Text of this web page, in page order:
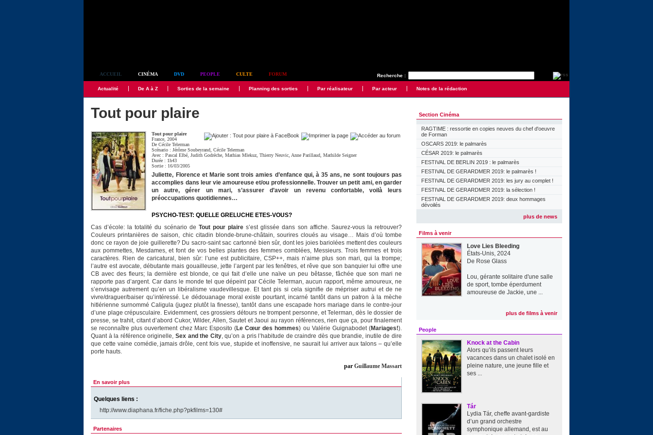
Recherche :
ACCUEIL CINÉMA DVD PEOPLE CULTE FORUM
Actualité De A à Z Sorties de la semaine Planning des sorties Par réalisateur Par acteur Notes de la rédaction
Tout pour plaire
Tout pour plaire
France, 2004
DeCécile Telerman
Scénario :Jérôme Soubeyrand ,Cécile Telerman
Avec :Pascal Elbé ,Judith Godrèche ,Mathias Mlekuz ,Thierry Neuvic Anne Parillaud ,Mathilde Seigner
Durée : 1h43
Sortie : 16/03/2005
Juliette, Florence et Marie sont trois amies d’enfance qui, à 35 ans, ne sont toujours pas
accomplies dans leur vie amoureuse et/ou professionnelle. Trouver un petit ami, en garder
un autre, gérer un mari, s’assurer d’avoir un revenu confortable, voilà leurs
préoccupations quotidiennes…
PSYCHO-TEST: QUELLE GRELUCHE ETES-VOUS?
Cas d’école: la totalité du scénario de Tout pour plaire s’est glissée dans son affiche. Saurez-vous la retrouver?
Couleurs printanières de saison, chic citadin blonde-brune-châtain, sourires cloués au visage… Mais d’où tombe
donc ce rayon de joie guillerette? Du sacro-saint sac cartonné bien sûr, dont les joies bariolées mettent des couleurs
aux pommettes, Mesdames, et font de vos belles plantes des femmes comblées, Messieurs. Trois femmes et trois
caractères. Rien de caricatural, bien sûr: l’une est publicitaire, CSP++, mais n’aime plus son mari, qui la trompe;
l’autre est avocate, débutante mais gouailleuse, jette l’argent par les fenêtres, et rêve que son banquier lui offre une
CB avec des fleurs; la dernière est blonde, ce qui fait d’elle une naïve un peu bêtasse, fâchée que son mari ne
rapporte pas d’argent. Car dans le monde tel que dépeint par Cécile Telerman, aucun rapport, même amoureux, ne
s’envisage autrement qu’en un libéralisme vaudevillesque. Et tant pis si cela signifie de mépriser autrui et de ne
vivre/draguer/baiser qu’intéressé. Le dédouanage moral existe pourtant, incarné tantôt dans un patron à la mèche
hitlérienne surnommé Caligula (jugez plutôt la finesse), tantôt dans une escapade hors mariage dans le contre-jour
d’une plage crépusculaire. Evidemment, ces grossiers détours ne trompent personne, et Telerman, dès le dossier de
presse, se trahit, citant d’abord Cukor, Wilder, Allen, Sautet et Jaoui au rayon références, rien que ça, pour finalement
se reconnaître plus ouvertement chez Marc Esposito (Le Cœur des hommes) ou Valérie Guignabodet (Mariages!).
Quant à la référence originelle, Sex and the City, qu’on a pris l’habitude de craindre dès que brandie, inutile de dire
que cette vaine comédie, jamais drôle, cent fois vue, stupide et inoffensive, ne saurait lui arriver aux talons – qu’elle
porte hauts.
par Guillaume Massart
En savoir plus
Quelques liens :
http://www.diaphana.fr/fiche.php?pkfilms=130#
Partenaires
Section Cinéma
RAGTIME : ressortie en copies neuves du chef d'oeuvre
de Forman
OSCARS 2019: le palmarès
CÉSAR 2019: le palmarès
FESTIVAL DE BERLIN 2019 : le palmarès
FESTIVAL DE GERARDMER 2019: le palmarès !
FESTIVAL DE GERARDMER 2019: les jury au complet !
FESTIVAL DE GERARDMER 2019: la sélection !
FESTIVAL DE GERARDMER 2019: deux hommages
dévoilés
plus de news
Films à venir
Love Lies Bleeding
États-Unis, 2024
De Rose Glass
Lou, gérante solitaire d'une salle
de sport, tombe éperdument
amoureuse de Jackie, une ...
plus de films à venir
People
Knock at the Cabin
Alors qu’ils passent leurs
vacances dans un chalet isolé en
pleine nature, une jeune fille et
ses ...
Tár
Lydia Tár, cheffe avant-gardiste
d’un grand orchestre
symphonique allemand, est au